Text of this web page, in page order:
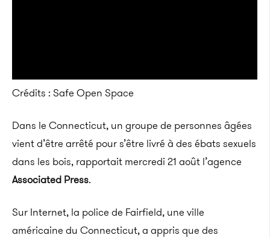
Crédits : Safe Open Space
Dans le Connecticut, un groupe de personnes âgées
vient d’être arrêté pour s’être livré à des ébats sexuels
dans les bois, rapportait mercredi 21 août l’agence
Associated Press.
Sur Internet, la police de Fairfield, une ville
américaine du Connecticut, a appris que des